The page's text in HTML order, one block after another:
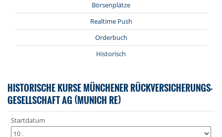
Börsenplätze
Realtime Push
Orderbuch
Historisch
HISTORISCHE KURSE MÜNCHENER RÜCKVERSICHERUNGS-
GESELLSCHAFT AG (MUNICH RE)
Startdatum